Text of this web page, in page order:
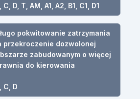
D, T, AM, A1, A2, B1, C1, D1
pokwitowanie zatrzymania
przekroczenie dozwolonej
zabudowanym o więcej
do kierowania
C, D